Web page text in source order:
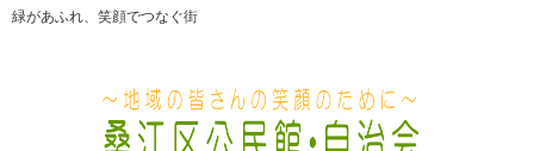
緑があふれ、笑顔でつなぐ街